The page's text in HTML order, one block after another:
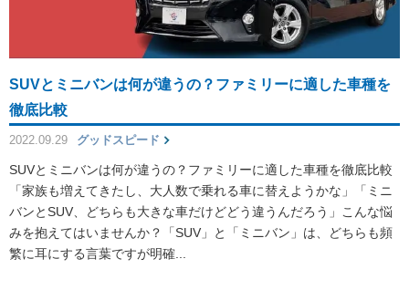
SUVとミニバンは何が違うの？ファミリーに適した車種を
徹底比較
2022.09.29 グッドスピード
SUVとミニバンは何が違うの？ファミリーに適した車種を徹底比較
「家族も増えてきたし、大人数で乗れる車に替えようかな」「ミニ
バンとSUV、どちらも大きな車だけどどう違うんだろう」こんな悩
みを抱えてはいませんか？「SUV」と「ミニバン」は、どちらも頻
繁に耳にする言葉ですが明確...